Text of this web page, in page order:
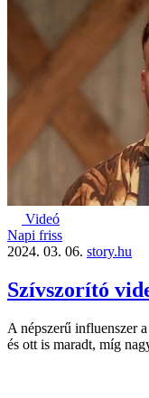
Videó
Napi friss
2024. 03. 06. story.hu
Szívszorító
A népszerű influenszer
és ott is maradt, míg